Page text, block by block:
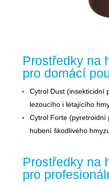
Prostředky na
pro domácí
Cytrol Dust (insekticidní
lezoucího i létajícího
Cytrol Forte (pyretroidní
hubení škodlivého
Prostředky na
pro